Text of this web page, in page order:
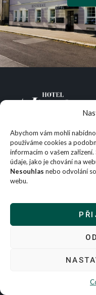
Abychom vám mohli
používáme cookies a
informacím o vašem zařízení.
údaje, jako je chování na
Nesouhlas nebo odvolání
webu.
u nás pohodlné
pro váš pobyt v
Výhodné balíčky